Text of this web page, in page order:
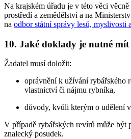
Na krajském úřadu je v této věci
prostředí a zemědělství a na
na odbor státní správy lesů, myslivosti
10. Jaké doklady je nutné mít
Žadatel musí doložit:
oprávnění k užívání rybářského
vlastnictví či nájmu rybníka,
důvody, kvůli kterým o udělení
V případě rybářských revírů může být
znalecký posudek.